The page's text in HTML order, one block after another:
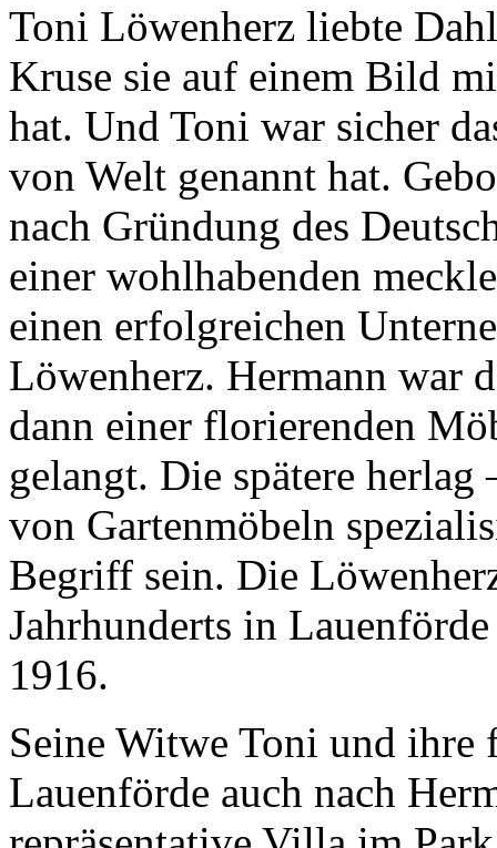
Toni Löwenherz liebte
Kruse sie auf einem Bild
hat. Und Toni war sicher
von Welt genannt hat.
nach Gründung des
einer wohlhabenden
einen erfolgreichen
Löwenherz. Hermann war
dann einer florierenden
gelangt. Die spätere
von Gartenmöbeln
Begriff sein. Die
Jahrhunderts in
1916.
Seine Witwe Toni und
Lauenförde auch nach